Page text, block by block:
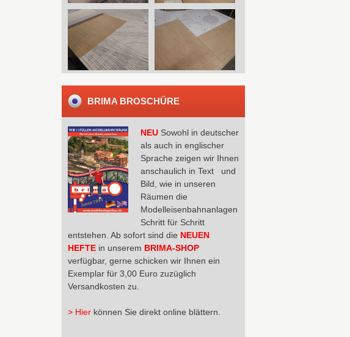
BRIMA BROSCHÜRE
NEU Sowohl in deutscher
als auch in englischer
Sprache zeigen wir Ihnen
anschaulich in Text und
Bild, wie in unseren
Räumen die
Modelleisenbahnanlagen
Schritt für Schritt
entstehen. Ab sofort sind die NEUEN
HEFTE in unserem BRIMA-SHOP
verfügbar, gerne schicken wir Ihnen ein
Exemplar für 3,00 Euro zuzüglich
Versandkosten zu.
> Hier können Sie direkt online blättern.